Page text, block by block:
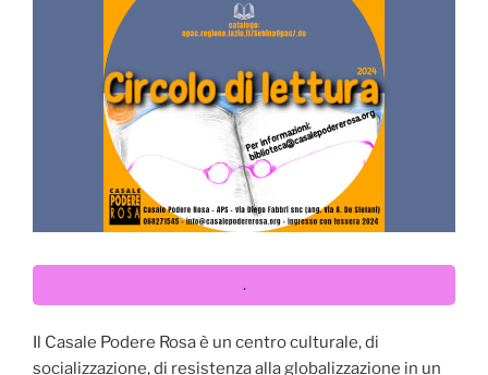
.
Il Casale Podere Rosa è un centro culturale, di
socializzazione, di resistenza alla globalizzazione in un